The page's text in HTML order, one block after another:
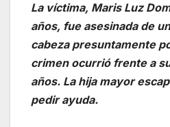
La víctima, Maris Luz
años, fue asesinada de
cabeza presuntamente
crimen ocurrió frente a
años. La hija mayor
pedir ayuda.